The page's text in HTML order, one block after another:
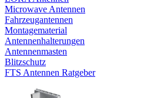
Microwave Antennen
Fahrzeugantennen
Montagematerial
Antennenhalterungen
Antennenmasten
Blitzschutz
FTS Antennen Ratgeber